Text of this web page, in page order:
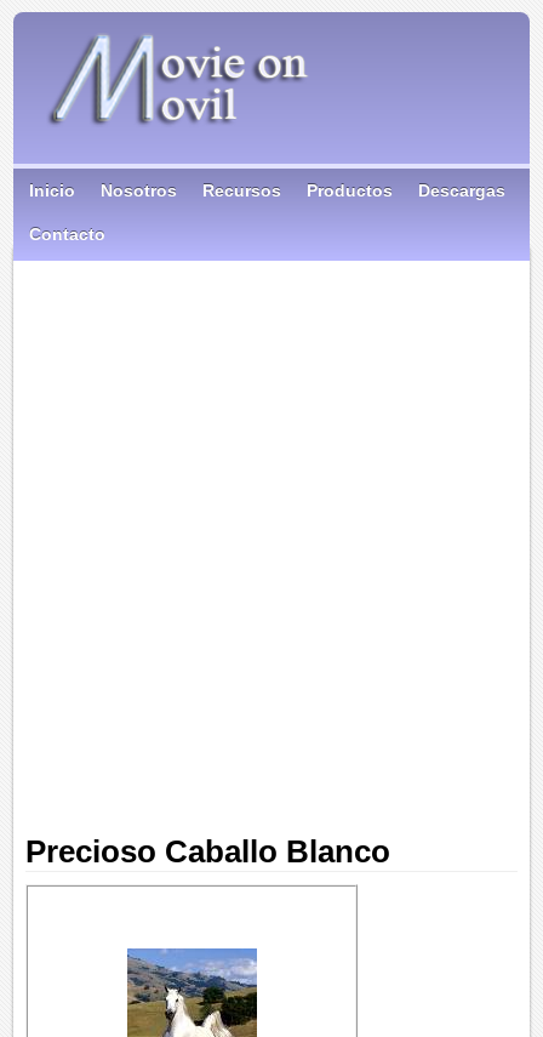
Inicio Nosotros Recursos Productos Descargas
Contacto
Precioso Caballo Blanco